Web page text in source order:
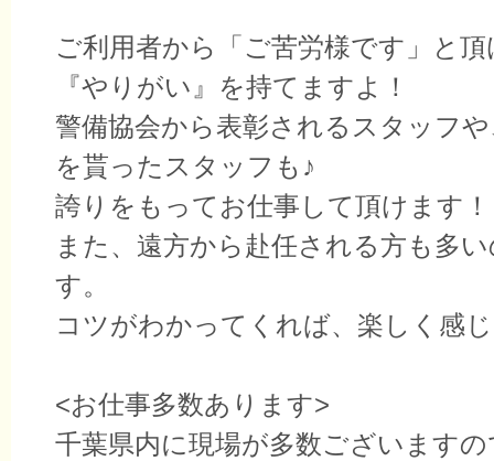
ご利用者から「ご苦労様です」と
『やりがい』を持てますよ！
警備協会から表彰されるスタッフ
を貰ったスタッフも♪
誇りをもってお仕事して頂けます！
また、遠方から赴任される方も多
す。
コツがわかってくれば、楽しく感
<お仕事多数あります>
千葉県内に現場が多数ございます